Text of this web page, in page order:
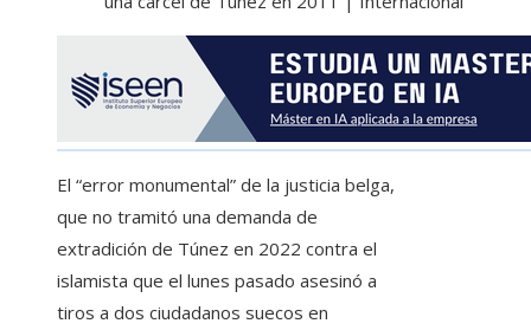
El “error monumental” de la justicia belga,
que no tramitó una demanda de
extradición de Túnez en 2022 contra el
islamista que el lunes pasado asesinó a
tiros a dos ciudadanos suecos en